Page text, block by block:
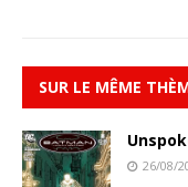
SUR LE MÊME
26/08/